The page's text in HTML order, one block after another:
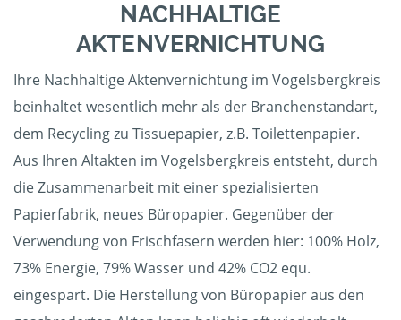
NACHHALTIGE
AKTENVERNICHTUNG
Ihre Nachhaltige Aktenvernichtung im Vogelsbergkreis
beinhaltet wesentlich mehr als der Branchenstandart,
dem Recycling zu Tissuepapier, z.B. Toilettenpapier.
Aus Ihren Altakten im Vogelsbergkreis entsteht, durch
die Zusammenarbeit mit einer spezialisierten
Papierfabrik, neues Büropapier. Gegenüber der
Verwendung von Frischfasern werden hier: 100% Holz,
73% Energie, 79% Wasser und 42% CO2 equ.
eingespart. Die Herstellung von Büropapier aus den